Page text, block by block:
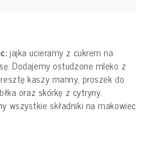
jajka ucieramy z cukrem na
Dodajemy ostudzone mleko z
kaszy manny, proszek do
oraz skórkę z cytryny.
wszystkie składniki na makowiec